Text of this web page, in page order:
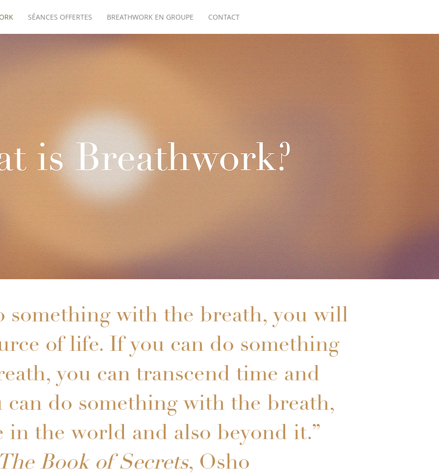
SÉANCES OFFERTES BREATHWORK EN GROUPE CONTACT
something with the breath, you will
of life. If you can do something
you can transcend time and
can do something with the breath,
in the world and also beyond it.”
Book of Secrets, Osho